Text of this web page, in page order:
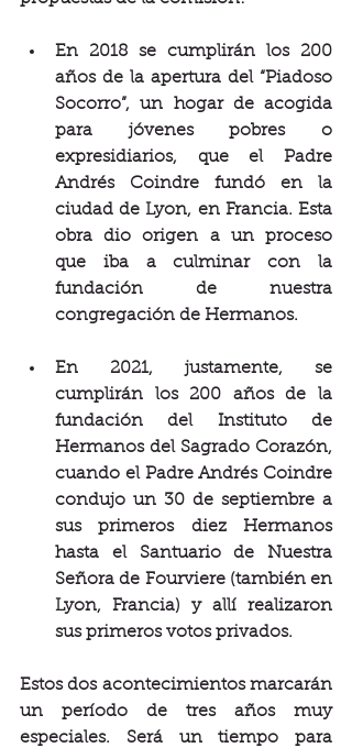
En 2018 se cumplirán los 200
años de la apertura del “Piadoso
Socorro”, un hogar de acogida
para jóvenes pobres o
expresidiarios, que el Padre
Andrés Coindre fundó en la
ciudad de Lyon, en Francia. Esta
obra dio origen a un proceso
que iba a culminar con la
fundación de nuestra
congregación de Hermanos.
En 2021, justamente, se
cumplirán los 200 años de la
fundación del Instituto de
Hermanos del Sagrado Corazón,
cuando el Padre Andrés Coindre
condujo un 30 de septiembre a
sus primeros diez Hermanos
hasta el Santuario de Nuestra
Señora de Fourviere (también en
Lyon, Francia) y allí realizaron
sus primeros votos privados.
Estos dos acontecimientos marcarán
un período de tres años muy
especiales. Será un tiempo para